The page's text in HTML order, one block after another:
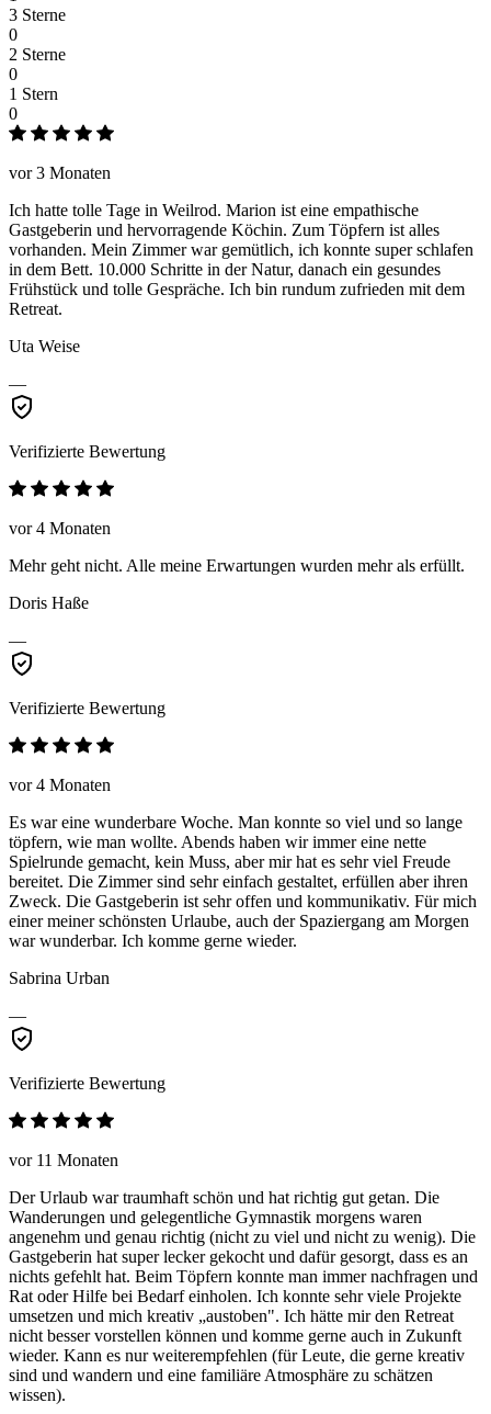
3 Sterne
0
2 Sterne
0
1 Stern
0
vor 3 Monaten
Ich hatte tolle Tage in Weilrod. Marion ist eine empathische
Gastgeberin und hervorragende Köchin. Zum Töpfern ist alles
vorhanden. Mein Zimmer war gemütlich, ich konnte super schlafen
in dem Bett. 10.000 Schritte in der Natur, danach ein gesundes
Frühstück und tolle Gespräche. Ich bin rundum zufrieden mit dem
Retreat.
Uta Weise
—
Verifizierte Bewertung
vor 4 Monaten
Mehr geht nicht. Alle meine Erwartungen wurden mehr als erfüllt.
Doris Haße
—
Verifizierte Bewertung
vor 4 Monaten
Es war eine wunderbare Woche. Man konnte so viel und so lange
töpfern, wie man wollte. Abends haben wir immer eine nette
Spielrunde gemacht, kein Muss, aber mir hat es sehr viel Freude
bereitet. Die Zimmer sind sehr einfach gestaltet, erfüllen aber ihren
Zweck. Die Gastgeberin ist sehr offen und kommunikativ. Für mich
einer meiner schönsten Urlaube, auch der Spaziergang am Morgen
war wunderbar. Ich komme gerne wieder.
Sabrina Urban
—
Verifizierte Bewertung
vor 11 Monaten
Der Urlaub war traumhaft schön und hat richtig gut getan. Die
Wanderungen und gelegentliche Gymnastik morgens waren
angenehm und genau richtig (nicht zu viel und nicht zu wenig). Die
Gastgeberin hat super lecker gekocht und dafür gesorgt, dass es an
nichts gefehlt hat. Beim Töpfern konnte man immer nachfragen und
Rat oder Hilfe bei Bedarf einholen. Ich konnte sehr viele Projekte
umsetzen und mich kreativ „austoben". Ich hätte mir den Retreat
nicht besser vorstellen können und komme gerne auch in Zukunft
wieder. Kann es nur weiterempfehlen (für Leute, die gerne kreativ
sind und wandern und eine familiäre Atmosphäre zu schätzen
wissen).